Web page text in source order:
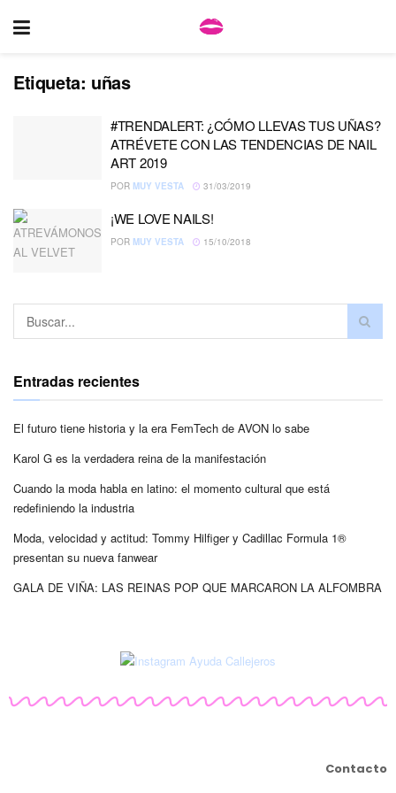
Etiqueta: uñas
#TRENDALERT: ¿CÓMO LLEVAS TUS UÑAS?
ATRÉVETE CON LAS TENDENCIAS DE NAIL
ART 2019
POR MUY VESTA 31/03/2019
¡WE LOVE NAILS!
POR MUY VESTA 15/10/2018
Entradas recientes
El futuro tiene historia y la era FemTech de AVON lo sabe
Karol G es la verdadera reina de la manifestación
Cuando la moda habla en latino: el momento cultural que está
redefiniendo la industria
Moda, velocidad y actitud: Tommy Hilfiger y Cadillac Formula 1®
presentan su nueva fanwear
GALA DE VIÑA: LAS REINAS POP QUE MARCARON LA ALFOMBRA
Contacto